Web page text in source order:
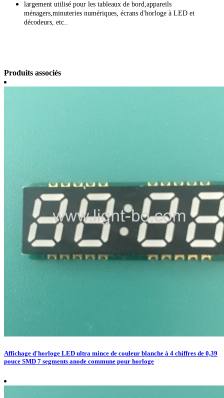
largement utilisé pour les tableaux de bord,appareils
ménagers,minuteries numériques, écrans d'horloge à LED et
décodeurs, etc..
Produits associés
Affichage d'horloge LED ultra mince de couleur blanche à 4 chiffres de 0,39
pouce SMD 7 segments anode commune pour horloge